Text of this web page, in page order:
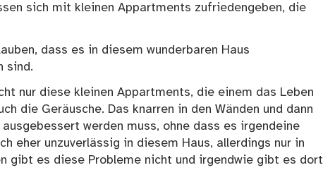
sich mit kleinen Appartments zufriedengeben, die
dass es in diesem wunderbaren Haus
sind.
nur diese kleinen Appartments, die einem das Leben
die Geräusche. Das knarren in den Wänden und dann
werden muss, ohne dass es irgendeine
eher unzuverlässig in diesem Haus, allerdings nur in
gibt es diese Probleme nicht und irgendwie gibt es dort